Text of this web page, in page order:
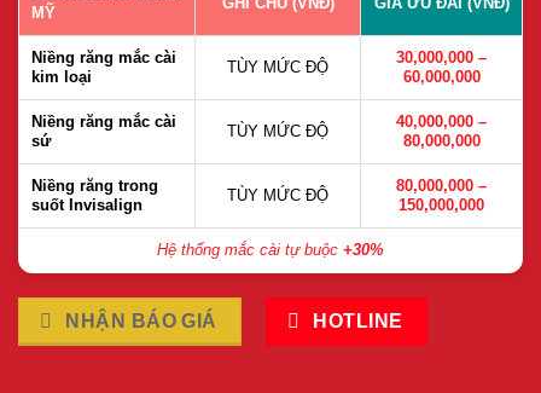
MỸ
Niềng răng mắc cài
kim loại
TÙY MỨC ĐỘ
30,000,000 –
60,000,000
Niềng răng mắc cài
sứ
TÙY MỨC ĐỘ
40,000,000 –
80,000,000
Niềng răng trong
suốt Invisalign
TÙY MỨC ĐỘ
80,000,000 –
150,000,000
Hệ thống mắc cài tự buộc +30%
NHẬN BÁO GIÁ HOTLINE